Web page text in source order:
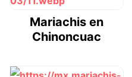
Mariachis en
Chinoncuac